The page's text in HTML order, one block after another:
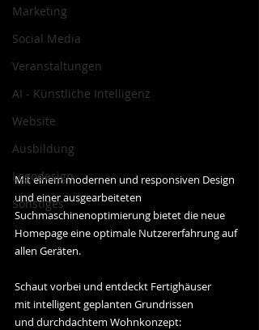
Marketing
Social Media
Veranstaltungen
AI - Künstliche Intelligenz
Website
Ausbildung
Logodesign
Sonstiges
Mit einem modernen und responsiven Design
und einer ausgearbeiteten
Suchmaschinenoptimierung bietet die neue
Homepage eine optimale Nutzererfahrung auf
allen Geräten.
Schaut vorbei und entdeckt Fertighäuser
mit intelligent geplanten Grundrissen
und durchdachtem Wohnkonzept: